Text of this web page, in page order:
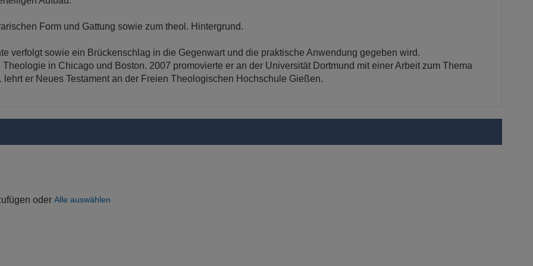
Form und Gattung sowie zum theol. Hintergrund.
verfolgt sowie ein Brückenschlag in die Gegenwart und die praktische Anwendung gegeben wird.
in Chicago und Boston. 2007 promovierte er an der Universität Dortmund mit einer Arbeit zum Thema
lehrt er Neues Testament an der Freien Theologischen Hochschule Gießen.
oder Alle auswählen